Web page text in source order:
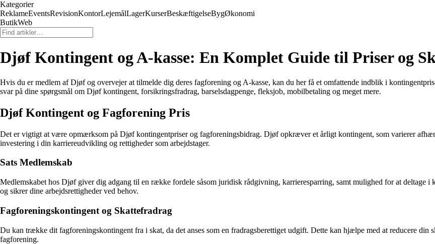
Kategorier
ReklameEventsRevisionKontorLejemålLagerKurserBeskæftigelseBygØkonomi
ButikWeb
Djøf Kontingent og A-kasse: En Komplet Guide til Priser og
Hvis du er medlem af Djøf og overvejer at tilmelde dig deres fagforening og A-kasse, kan du her få et omfattende indblik i
svar på dine spørgsmål om Djøf kontingent, forsikringsfradrag, barselsdagpenge, fleksjob, mobilbetaling og meget mere.
Djøf Kontingent og Fagforening Pris
Det er vigtigt at være opmærksom på Djøf kontingentpriser og fagforeningsbidrag. Djøf opkræver et årligt kontingent, som varierer
investering i din karriereudvikling og rettigheder som arbejdstager.
Sats Medlemskab
Medlemskabet hos Djøf giver dig adgang til en række fordele såsom juridisk rådgivning, karrieresparring, samt mulighed for at deltage
og sikrer dine arbejdsrettigheder ved behov.
Fagforeningskontingent og Skattefradrag
Du kan trække dit fagforeningskontingent fra i skat, da det anses som en fradragsberettiget udgift. Dette kan hjælpe med at reducere
fagforening.